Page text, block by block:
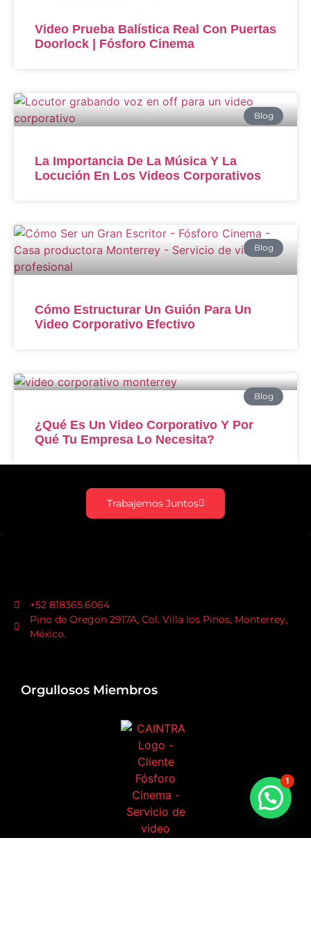
Video Prueba Balística Real Con Puertas
Doorlock | Fósforo Cinema
Blog
La Importancia De La Música Y La
Locución En Los Videos Corporativos
Blog
Cómo Estructurar Un Guión Para Un
Video Corporativo Efectivo
Blog
¿Qué Es Un Video Corporativo Y Por
Qué Tu Empresa Lo Necesita?
Trabajemos Juntos
+52 818365.6064
Pino de Oregon 2917A, Col. Villa los Pinos, Monterrey,
México.
Orgullosos Miembros
1